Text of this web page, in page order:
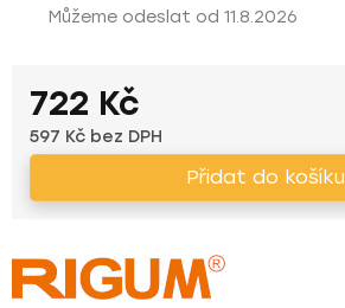
11.8.2026
722 Kč
597 Kč bez DPH
Přidat do košíku